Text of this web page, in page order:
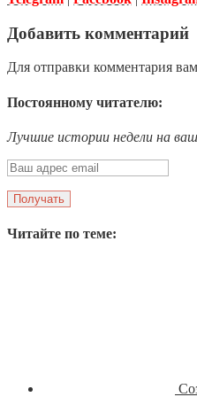
Добавить комментарий
Для отправки комментария
Постоянному читателю:
Лучшие истории недели на
Читайте по теме: